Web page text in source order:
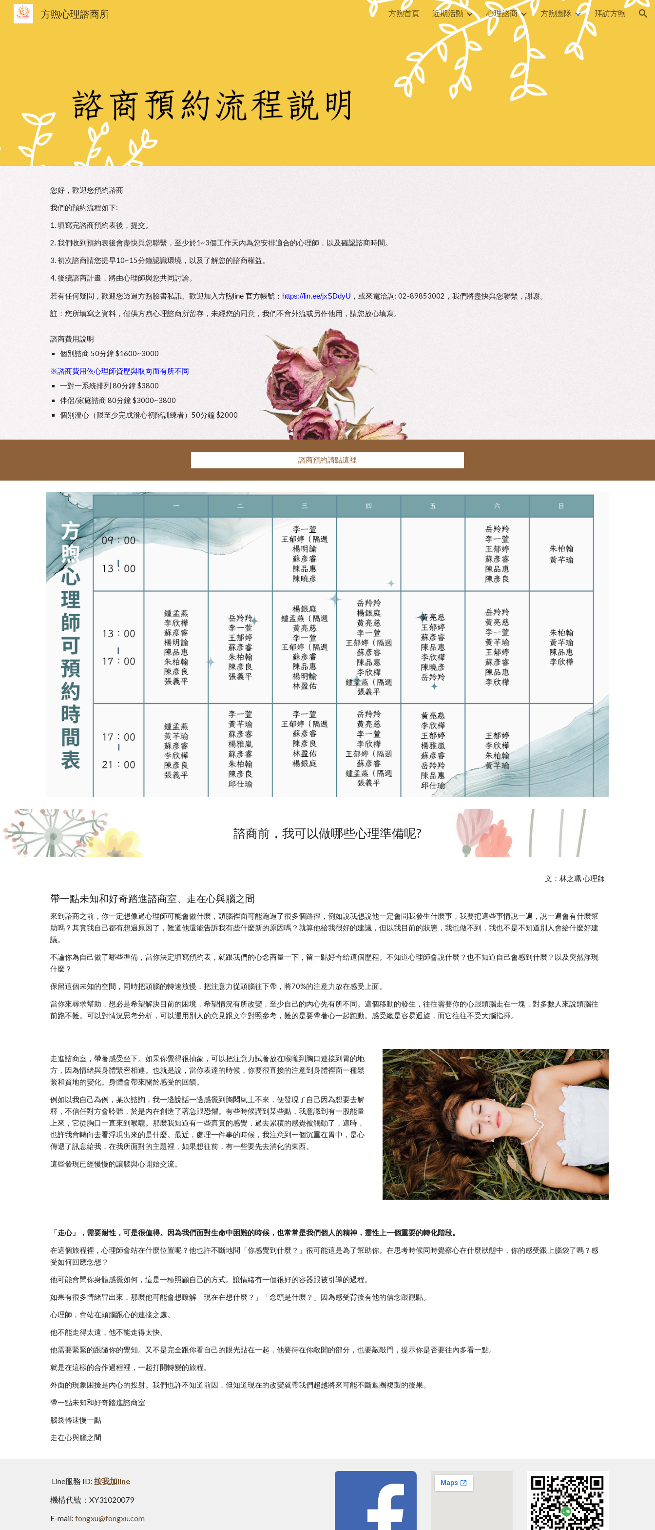
Skip to navigation
方煦心理諮商所 方煦首頁 近期活動 心理諮商 方煦團隊 拜訪方煦
您好，歡迎您預約諮商
我們的預約流程如下:
1. 填寫完諮商預約表後，提交。
2. 我們收到預約表後會盡快與您聯繫，至少於1~3個工作天內為您安排適合的心理師，以及確認諮商時間。
3. 初次諮商請您提早10~15分鐘認識環境，以及了解您的諮商權益。
4. 後續諮商計畫，將由心理師與您共同討論。
若有任何疑問，歡迎您透過方煦臉書私訊、歡迎加入方煦line 官方帳號： https://lin.ee/jxSDdyU ，或來電洽詢: 02-89853002，我們將盡快與您聯繫，謝謝。
註：您所填寫之資料，僅供方煦心理諮商所留存，未經您的同意，我們不會外流或另作他用，請您放心填寫。
諮商費用說明
個別諮商 50分鐘 $1600~3000
※諮商費用依心理師資歷與取向而有所不同
一對一系統排列 80分鐘 $3800
伴侶/家庭諮商 80分鐘 $3000~3800
個別澄心（限至少完成澄心初階訓練者）50分鐘 $2000
諮商預約請點這裡
諮商前，我可以做哪些心理準備呢?
文：林之珮 心理師
帶一點未知和好奇踏進諮商室、走在心與腦之間
來到諮商之前，你一定想像過心理師可能會做什麼，頭腦裡面可能跑過了很多個路徑，例如說我想說他一定會問我發生什麼事，我要把這些事情說一遍，說一遍會有什麼幫
助嗎？其實我自己都有想過原因了，難道他還能告訴我有些什麼新的原因嗎？就算他給我很好的建議，但以我目前的狀態，我也做不到，我也不是不知道別人會給什麼好建
議。
不論你為自己做了哪些準備，當你決定填寫預約表，就跟我們的心念商量一下，留一點好奇給這個歷程。不知道心理師會說什麼？也不知道自己會感到什麼？以及突然浮現
什麼？
保留這個未知的空間，同時把頭腦的轉速放慢，把注意力從頭腦往下帶，將70%的注意力放在感受上面。
當你來尋求幫助，想必是希望解決目前的困境，希望情況有所改變，至少自己的內心先有所不同。這個移動的發生，往往需要你的心跟頭腦走在一塊，對多數人來說頭腦往
前跑不難。可以對情況思考分析，可以運用別人的意見跟文章對照參考，難的是要帶著心一起跑動。感受總是容易迴旋，而它往往不受大腦指揮。
走進諮商室，帶著感受坐下。如果你覺得很抽象，可以把注意力試著放在喉嚨到胸口連接到胃的地
方，因為情緒與身體緊密相連。也就是說，當你表達的時候，你要很直接的注意到身體裡面一種鬆
緊和質地的變化。身體會帶來關於感受的回饋。
例如以我自己為例，某次諮詢，我一邊說話一邊感覺到胸悶氣上不來，便發現了自己因為想要去解
釋，不信任對方會聆聽，於是內在創造了著急跟恐懼。有些時候講到某些點，我意識到有一股能量
上來，它從胸口一直來到喉嚨。那麼我知道有一些真實的感覺，過去累積的感覺被觸動了，這時，
也許我會轉向去看浮現出來的是什麼。最近，處理一件事的時候，我注意到一個沉重在胃中，是心
傳遞了訊息給我，在我所面對的主題裡，如果想往前，有一些要先去消化的東西。
這些發現已經慢慢的讓腦與心開始交流。
「走心」，需要耐性，可是很值得。因為我們面對生命中困難的時候，也常常是我們個人的精神，靈性上一個重要的轉化階段。
在這個旅程裡，心理師會站在什麼位置呢？他也許不斷地問「你感覺到什麼？」很可能這是為了幫助你。在思考時候同時覺察心在什麼狀態中，你的感受跟上腦袋了嗎？感
受如何回應念想？
他可能會問你身體感覺如何，這是一種照顧自己的方式。讓情緒有一個很好的容器跟被引導的過程。
如果有很多情緒冒出來，那麼他可能會想瞭解「現在在想什麼？」「念頭是什麼？」因為感受背後有他的信念跟觀點。
心理師，會站在頭腦跟心的連接之處。
他不能走得太遠，他不能走得太快。
他需要緊緊的跟隨你的覺知。又不是完全跟你看自己的眼光貼在一起，他要待在你敞開的部分，也要敲敲門，提示你是否要往內多看一點。
就是在這樣的合作過程裡，一起打開轉變的旅程。
外面的現象困擾是內心的投射。我們也許不知道前因，但知道現在的改變就帶我們超越將來可能不斷迴圈複製的後果。
帶一點未知和好奇踏進諮商室
腦袋轉速慢一點
走在心與腦之間
Line服務 ID: 按我加line
機構代號：XY31020079
E-mail: fongxu@fongxu.com